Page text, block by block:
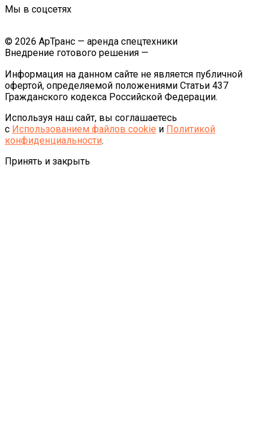
Мы в соцсетях
© 2026 АрТранс — аренда спецтехники
Внедрение готового решения —
Информация на данном сайте не является публичной
офертой, определяемой положениями Статьи 437
Гражданского кодекса Российской Федерации.
Используя наш сайт, вы соглашаетесь
с Использованием файлов cookie и Политикой
конфиденциальности.
Принять и закрыть